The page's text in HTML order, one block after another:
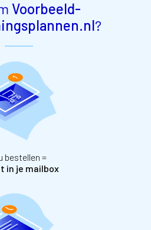
Voorbeeld-
?
bestellen =
in je mailbox